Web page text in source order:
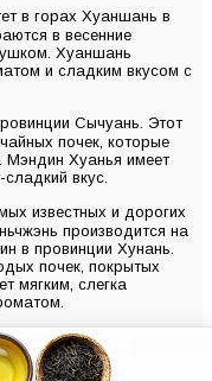
в горах Хуаншань в
в весенние
Хуаншань
и сладким вкусом с
Сычуань. Этот
почек, которые
Мэндин Хуанья имеет
вкус.
известных и дорогих
производится на
в провинции Хунань.
почек, покрытых
мягким, слегка